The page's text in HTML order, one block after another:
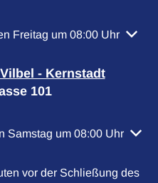
oder Schließzeiten
Freitag um 08:00 Uhr
- Kernstadt
101
oder Schließzeiten
Samstag um 08:00 Uhr
vor der Schließung des